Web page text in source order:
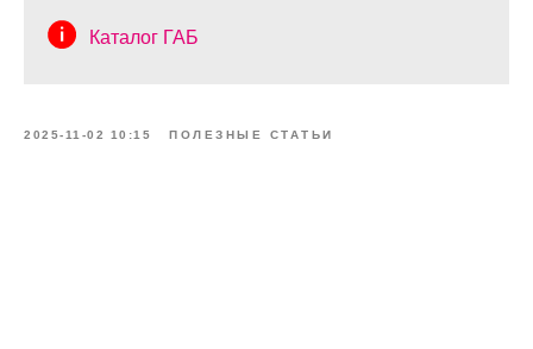
Каталог ГАБ
2025-11-02 10:15 ПОЛЕЗНЫЕ СТАТЬИ